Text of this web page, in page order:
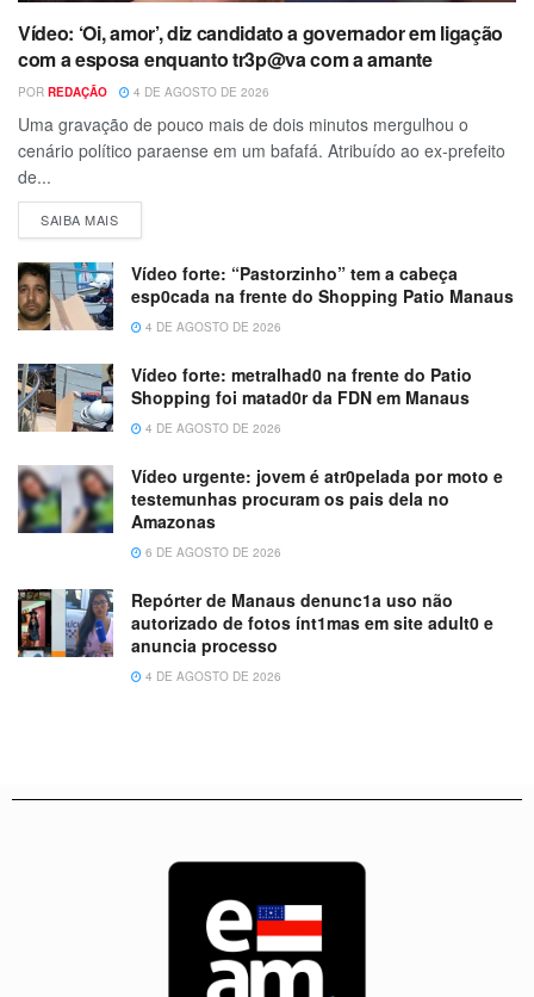
Vídeo: ‘Oi, amor’, diz candidato a governador em ligação
com a esposa enquanto tr3p@va com a amante
POR REDAÇÃO 4 DE AGOSTO DE 2026
Uma gravação de pouco mais de dois minutos mergulhou o
cenário político paraense em um bafafá. Atribuído ao ex-prefeito
de...
SAIBA MAIS
Vídeo forte: “Pastorzinho” tem a cabeça
esp0cada na frente do Shopping Patio Manaus
4 DE AGOSTO DE 2026
Vídeo forte: metralhad0 na frente do Patio
Shopping foi matad0r da FDN em Manaus
4 DE AGOSTO DE 2026
Vídeo urgente: jovem é atr0pelada por moto e
testemunhas procuram os pais dela no
Amazonas
6 DE AGOSTO DE 2026
Repórter de Manaus denunc1a uso não
autorizado de fotos ínt1mas em site adult0 e
anuncia processo
4 DE AGOSTO DE 2026